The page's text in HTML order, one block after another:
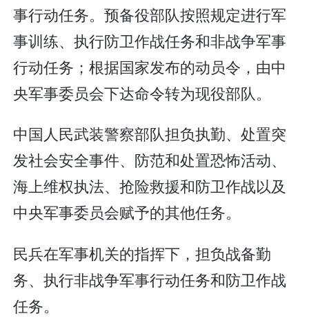
事行动任务。预备役部队按照规定进行军
事训练、执行防卫作战任务和非战争军事
行动任务；根据国家发布的动员令，由中
央军事委员会下达命令转为现役部队。
中国人民武装警察部队担负执勤、处置突
发社会安全事件、防范和处置恐怖活动、
海上维权执法、抢险救援和防卫作战以及
中央军事委员会赋予的其他任务。
民兵在军事机关的指挥下，担负战备勤
务、执行非战争军事行动任务和防卫作战
任务。